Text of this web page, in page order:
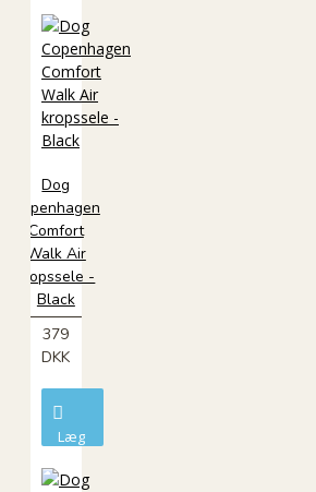
kurv
Dog
Copenhagen
Comfort
Walk Air
kropssele -
Black
379
DKK
Læg
kurv